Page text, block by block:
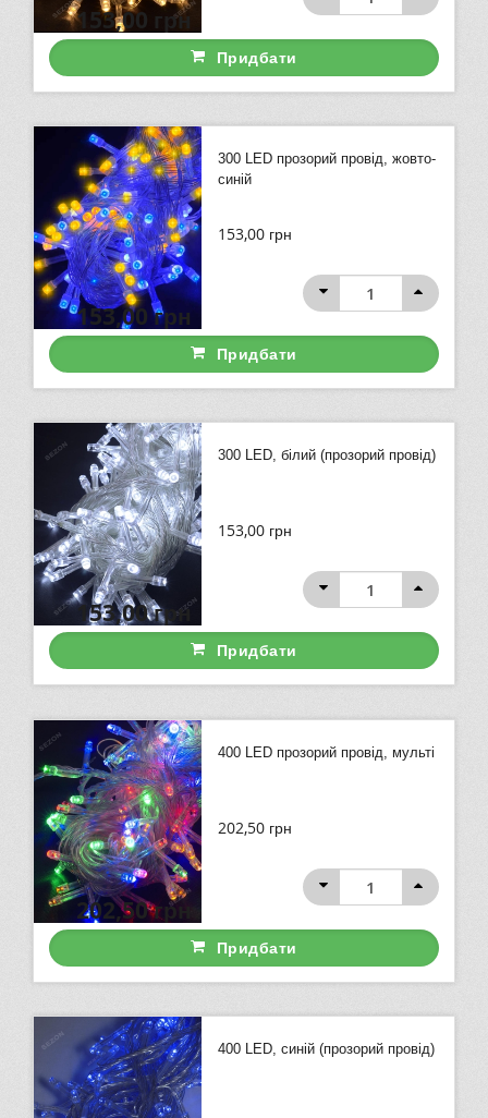
153,00 грн
Придбати
300 LED прозорий провід, жовто-
синій
153,00 грн
153,00грн
Придбати
300 LED, білий (прозорий провід)
153,00 грн
153,00грн
Придбати
400 LED прозорий провід, мульті
202,50 грн
202,50грн
Придбати
400 LED, синій (прозорий провід)